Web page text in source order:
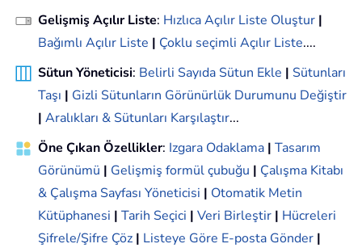
Gelişmiş Açılır Liste: Hızlıca Açılır Liste Oluştur |
Bağımlı Açılır Liste | Çoklu seçimli Açılır Liste....
Sütun Yöneticisi: Belirli Sayıda Sütun Ekle | Sütunları
Taşı | Gizli Sütunların Görünürlük Durumunu Değiştir
| Aralıkları & Sütunları Karşılaştır...
Öne Çıkan Özellikler: Izgara Odaklama | Tasarım
Görünümü | Gelişmiş formül çubuğu | Çalışma Kitabı
& Çalışma Sayfası Yöneticisi | Otomatik Metin
Kütüphanesi | Tarih Seçici | Veri Birleştir | Hücreleri
Şifrele/Şifre Çöz | Listeye Göre E-posta Gönder |